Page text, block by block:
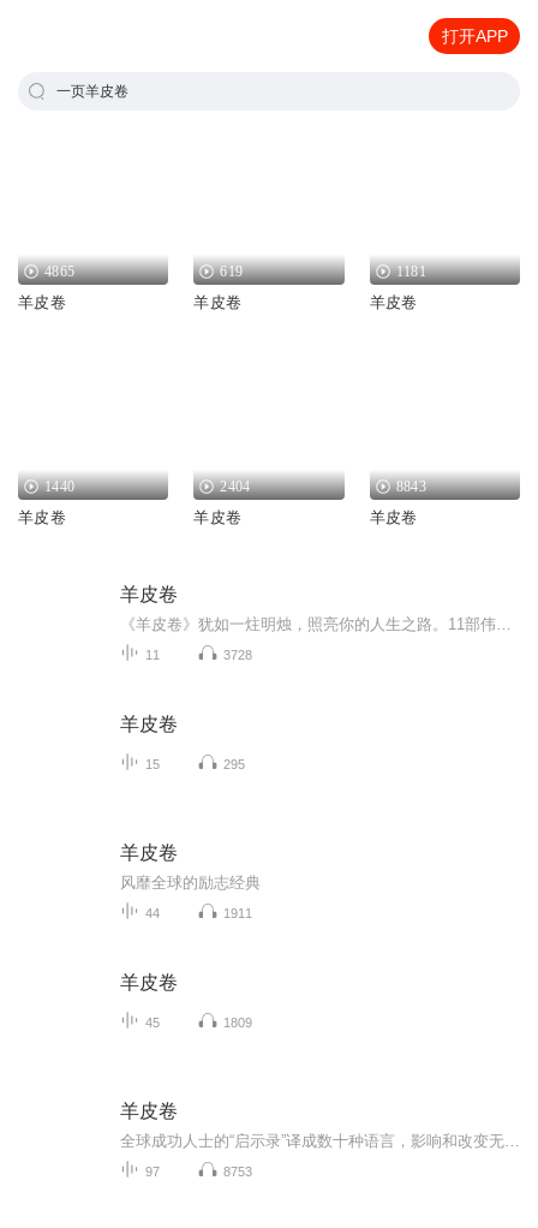
打开APP
一页羊皮卷
4865
羊皮卷
619
羊皮卷
1181
羊皮卷
1440
羊皮卷
2404
羊皮卷
8843
羊皮卷
羊皮卷
11 3728
羊皮卷
15 295
羊皮卷
风靡全球的励志经典
44 1911
羊皮卷
45 1809
羊皮卷
97 8753